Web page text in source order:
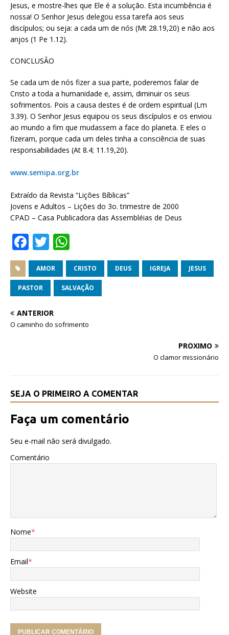
Jesus, e mostre-lhes que Ele é a solução. Esta incumbência é
nossa! O Senhor Jesus delegou essa tarefa aos seus
discípulos; ou seja: a cada um de nós (Mt 28.19,20) e não aos
anjos (1 Pe 1.12).
CONCLUSÃO
Se cada um de nós fizer a sua parte, poderemos falar de
Cristo a toda a humanidade e, assim, diminuir os seus
sofrimentos. Pois a causa destes é de ordem espiritual (Lm
3.39). O Senhor Jesus equipou os seus discípulos e os enviou
ao mundo a fim que mudassem a face do planeta. E eles o
fizeram, porque cada um deles tinha a consciência de suas
responsabilidades (At 8.4; 11.19,20).
www.semipa.org.br
Extraído da Revista “Lições Bíblicas”
Jovens e Adultos – Lições do 3o. trimestre de 2000
CPAD – Casa Publicadora das Assembléias de Deus
F
a
c
e
b
o
T
w
it
te
r
h
at
s
p
AMOR CRISTO DEUS IGREJA JESUS
PASTOR SALVAÇÃO
ANTERIOR
O caminho do sofrimento
PRÓXIMO
O clamor missionário
SEJA O PRIMEIRO A COMENTAR
Faça um comentário
Seu e-mail não será divulgado.
Comentário
Nome*
Email*
Website